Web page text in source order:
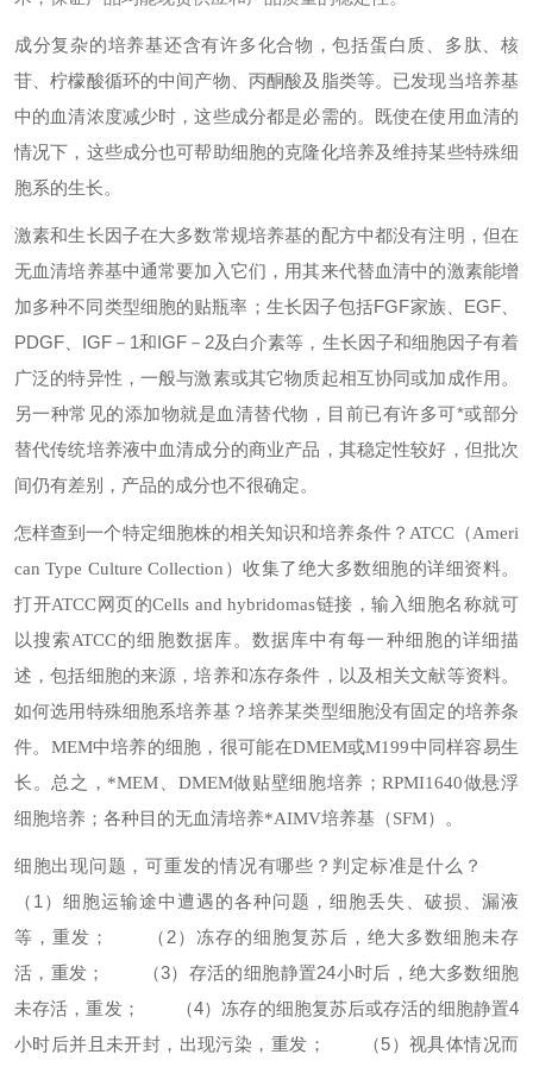
成分复杂的培养基还含有许多化合物，包括蛋白质、多肽、核
苷、柠檬酸循环的中间产物、丙酮酸及脂类等。已发现当培养基
中的血清浓度减少时，这些成分都是必需的。既使在使用血清的
情况下，这些成分也可帮助细胞的克隆化培养及维持某些特殊细
胞系的生长。
激素和生长因子在大多数常规培养基的配方中都没有注明，但在
无血清培养基中通常要加入它们，用其来代替血清中的激素能增
加多种不同类型细胞的贴瓶率；生长因子包括FGF家族、EGF、
PDGF、IGF－1和IGF－2及白介素等，生长因子和细胞因子有着
广泛的特异性，一般与激素或其它物质起相互协同或加成作用。
另一种常见的添加物就是血清替代物，目前已有许多可*或部分
替代传统培养液中血清成分的商业产品，其稳定性较好，但批次
间仍有差别，产品的成分也不很确定。
怎样查到一个特定细胞株的相关知识和培养条件？ ATCC（Ameri
can Type Culture Collection）收集了绝大多数细胞的详细资料。
打开ATCC网页的Cells and hybridomas链接，输入细胞名称就可
以搜索ATCC的细胞数据库。数据库中有每一种细胞的详细描
述，包括细胞的来源，培养和冻存条件，以及相关文献等资料。
如何选用特殊细胞系培养基？ 培养某类型细胞没有固定的培养条
件。MEM中培养的细胞，很可能在DMEM或M199中同样容易生
长。总之，*MEM、DMEM做贴壁细胞培养；RPMI1640做悬浮
细胞培养；各种目的无血清培养*AIMV培养基（SFM）。
细胞出现问题，可重发的情况有哪些？判定标准是什么？
（1）细胞运输途中遭遇的各种问题，细胞丢失、破损、漏液
等，重发；
（2）冻存的细胞复苏后，绝大多数细胞未存
活，重发；
（3）存活的细胞静置24小时后，绝大多数细胞
未存活，重发；
（4）冻存的细胞复苏后或存活的细胞静置4
小时后并且未开封，出现污染，重发；
（5）视具体情况而